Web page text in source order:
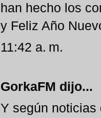
han hecho los
y Feliz Año
11:42 a. m.
GorkaFM dijo...
Y según noticias